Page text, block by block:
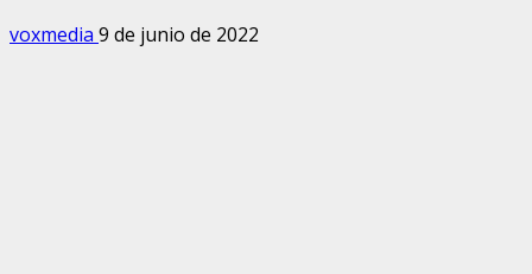
voxmedia 9 de junio de 2022